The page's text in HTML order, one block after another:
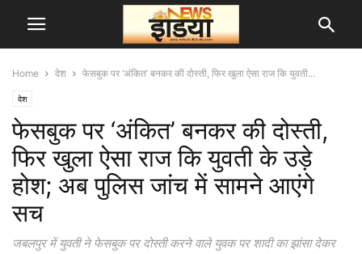
Home देश फेसबुक पर ‘अंकित’ बनकर की दोस्ती, फिर खुला ऐसा राज कि युवती...
देश
फेसबुक पर ‘अंकित’ बनकर की दोस्ती,
फिर खुला ऐसा राज कि युवती के उड़े
होश; अब पुलिस जांच में सामने आएंगे
सच
जबलपुर में युवती ने फेसबुक पर दोस्ती करने वाले युवक पर शादी का झांसा देकर